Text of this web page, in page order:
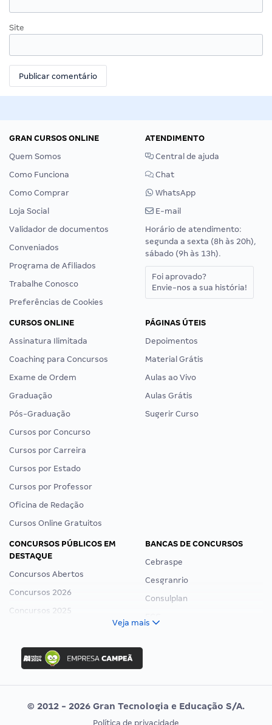
Site
GRAN CURSOS ONLINE
Quem Somos
Como Funciona
Como Comprar
Loja Social
Validador de documentos
Conveniados
Programa de Afiliados
Trabalhe Conosco
Preferências de Cookies
ATENDIMENTO
Central de ajuda
Chat
WhatsApp
E-mail
Horário de atendimento:
segunda a sexta (8h às 20h),
sábado (9h às 13h).
Foi aprovado?
Envie-nos a sua história!
CURSOS ONLINE
Assinatura Ilimitada
Coaching para Concursos
Exame de Ordem
Graduação
Pós-Graduação
Cursos por Concurso
Cursos por Carreira
Cursos por Estado
Cursos por Professor
Oficina de Redação
Cursos Online Gratuitos
PÁGINAS ÚTEIS
Depoimentos
Material Grátis
Aulas ao Vivo
Aulas Grátis
Sugerir Curso
CONCURSOS PÚBLICOS EM
DESTAQUE
Concursos Abertos
Concursos 2026
Concursos 2025
Concurso Ibama
Concurso MPU
Editais publicados
BANCAS DE CONCURSOS
Cebraspe
Cesgranrio
Consulplan
Vunesp
Veja mais
© 2012 - 2026 Gran Tecnologia e Educação S/A.
Política de privacidade